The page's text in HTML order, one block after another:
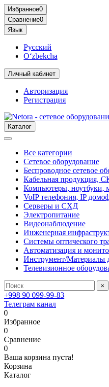
Избранное0
Сравнение0
Язык
Русский
O‘zbekcha
Личный кабинет
Авторизация
Регистрация
Каталог
Все категории
Сетевое оборудование
Беспроводное сетевое
Кабельная продукция,
Компьютеры, ноутбуки,
VoIP телефония, IP
Серверы и СХД
Электропитание
Видеонаблюдение
Инженерная
Системы оптического
Автоматизация и
Инструмент/Материалы
Телевизионное
×
+998 90 099-99-83
Телеграм канал
0
Избранное
0
Сравнение
0
Ваша корзина пуста!
Корзина
Каталог